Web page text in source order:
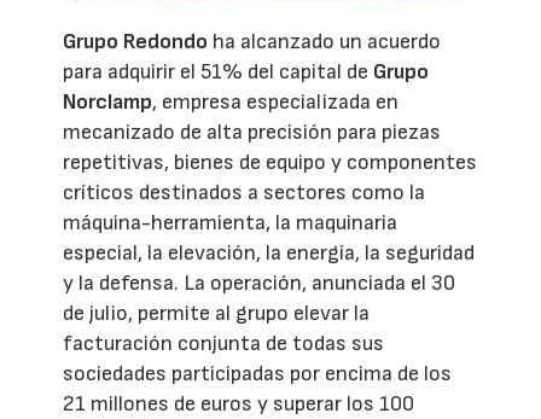
Grupo Redondo ha alcanzado un acuerdo
para adquirir el 51% del capital de Grupo
Norclamp, empresa especializada en
mecanizado de alta precisión para piezas
repetitivas, bienes de equipo y componentes
críticos destinados a sectores como la
máquina-herramienta, la maquinaria
especial, la elevación, la energía, la seguridad
y la defensa. La operación, anunciada el 30
de julio, permite al grupo elevar la
facturación conjunta de todas sus
sociedades participadas por encima de los
21 millones de euros y superar los 100